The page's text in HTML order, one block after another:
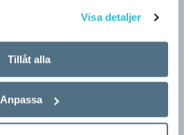
Visa detaljer
Tillåt alla
Anpassa